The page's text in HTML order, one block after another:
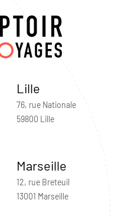
Lille
76, rue Nationale
59800 Lille
Marseille
12, rue Breteuil
13001 Marseille